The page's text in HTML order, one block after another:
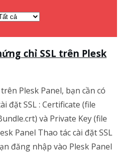
chỉ SSL trên Plesk
Plesk Panel, bạn cần có
đặt SSL : Certificate (file
và Private Key (file
Panel Thao tác cài đặt SSL
đăng nhập vào Plesk Panel